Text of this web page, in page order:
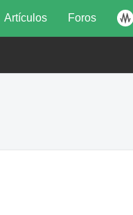
Artículos Foros